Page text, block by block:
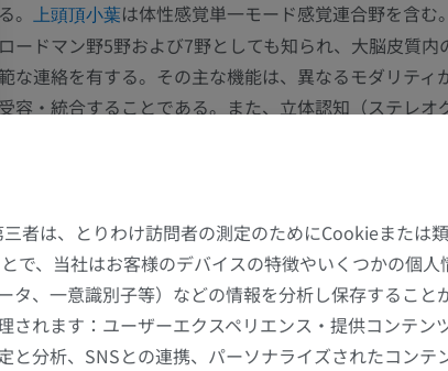
る。 上頭頂小葉は体性感覚単一モード感覚連合野を含む
ロードマン野5野および7野としても知られ、大脳皮質内
範な連絡を有する。その主な機能は、異なるモダリティ
受容・統合することである。また、立体認知（ステレオ
ーシス）をきたしうる。一方、右頭頂葉側の病変は身
を及ぼし、半側空間無視症候群と呼ばれる状態を引き
い。半側空間無視症候群を有する者は、しばしば自身の
の物体に対する認識が欠如する。
者は、とりわけ訪問者の測定のためにCookieまたは類
で、当社はお客様のデバイスの特徴やいくつかの個人
タ、一意識別子等）などの情報を分析し保存すること
されます：ユーザーエクスペリエンス・提供コンテン
と分析、SNSとの連携、パーソナライズされたコンテ